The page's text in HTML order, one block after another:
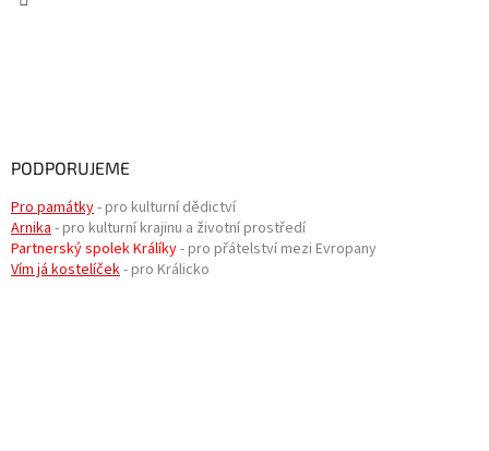
PODPORUJEME
Pro památky- pro kulturní dědictví
Arnika- pro kulturní krajinu a životní prostředí
Partnerský spolek Králíky- pro přátelství mezi Evropany
Vím já kostelíček- pro Králicko